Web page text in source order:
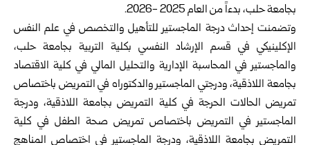
بجامعة حلب، بدءاً من العام 2025 -2026‌.
وتضمنت إحداث درجة الماجستير للتأهيل والتخصص في علم النفس
الإكلينيكي ‏في قسم الإرشاد النفسي بكلية التربية بجامعة حلب،
والماجستير في المحاسبة ‏الإدارية والتحليل المالي في كلية الاقتصاد
بجامعة اللاذقية، ودرجتي الماجستير ‏والدكتوراه في التمريض باختصاص
تمريض الحالات الحرجة في كلية التمريض ‏بجامعة اللاذقية، ودرجة
الماجستير في التمريض باختصاص تمريض صحة الطفل ‏في كلية
التمريض بجامعة اللاذقية، ودرجة الماجستير في اختصاص المناهج